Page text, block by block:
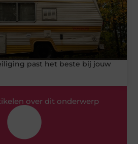
past het beste bij jouw
over dit onderwerp